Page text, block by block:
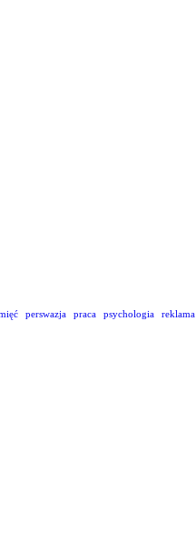
perswazja praca psychologia reklama